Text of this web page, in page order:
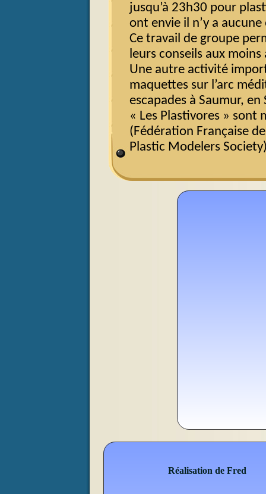
jusqu’à 23h30 pour
ont envie il n’y a
Ce travail de groupe
leurs conseils aux
Une autre activité
maquettes sur l’arc
escapades à Saumur, en
« Les Plastivores » sont
(Fédération Française
Plastic Modelers
Réalisation de Fred